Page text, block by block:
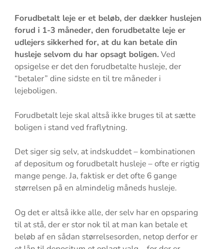
Forudbetalt leje er et beløb, der dækker huslejen
forud i 1-3 måneder, den forudbetalte leje er
udlejers sikkerhed for, at du kan betale din
husleje selvom du har opsagt boligen.Ved
opsigelse er det den forudbetalte husleje, der
“betaler” dine sidste en til tre måneder i
lejeboligen.
Forudbetalt leje skal altså ikke bruges til at sætte
boligen i stand ved fraflytning.
Det siger sig selv, at indskuddet – kombinationen
af depositum og forudbetalt husleje – ofte er rigtig
mange penge. Ja, faktisk er det ofte 6 gange
størrelsen på en almindelig måneds husleje.
Og det er altså ikke alle, der selv har en opsparing
til at stå, der er stor nok til at man kan betale et
beløb af en sådan størrelsesorden, netop derfor er